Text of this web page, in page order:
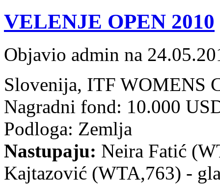
VELENJE OPEN 2010
Objavio admin na
Slovenija, ITF WOMENS
Nagradni fond: 10.000
Podloga: Zemlja
Nastupaju: Neira Fatić
Kajtazović (WTA,763) -